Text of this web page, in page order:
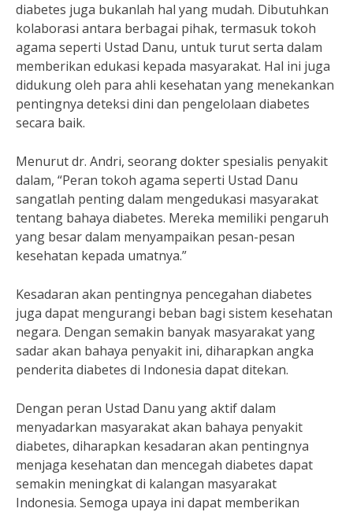
diabetes juga bukanlah hal yang mudah. Dibutuhkan
kolaborasi antara berbagai pihak, termasuk tokoh
agama seperti Ustad Danu, untuk turut serta dalam
memberikan edukasi kepada masyarakat. Hal ini juga
didukung oleh para ahli kesehatan yang menekankan
pentingnya deteksi dini dan pengelolaan diabetes
secara baik.
Menurut dr. Andri, seorang dokter spesialis penyakit
dalam, “Peran tokoh agama seperti Ustad Danu
sangatlah penting dalam mengedukasi masyarakat
tentang bahaya diabetes. Mereka memiliki pengaruh
yang besar dalam menyampaikan pesan-pesan
kesehatan kepada umatnya.”
Kesadaran akan pentingnya pencegahan diabetes
juga dapat mengurangi beban bagi sistem kesehatan
negara. Dengan semakin banyak masyarakat yang
sadar akan bahaya penyakit ini, diharapkan angka
penderita diabetes di Indonesia dapat ditekan.
Dengan peran Ustad Danu yang aktif dalam
menyadarkan masyarakat akan bahaya penyakit
diabetes, diharapkan kesadaran akan pentingnya
menjaga kesehatan dan mencegah diabetes dapat
semakin meningkat di kalangan masyarakat
Indonesia. Semoga upaya ini dapat memberikan